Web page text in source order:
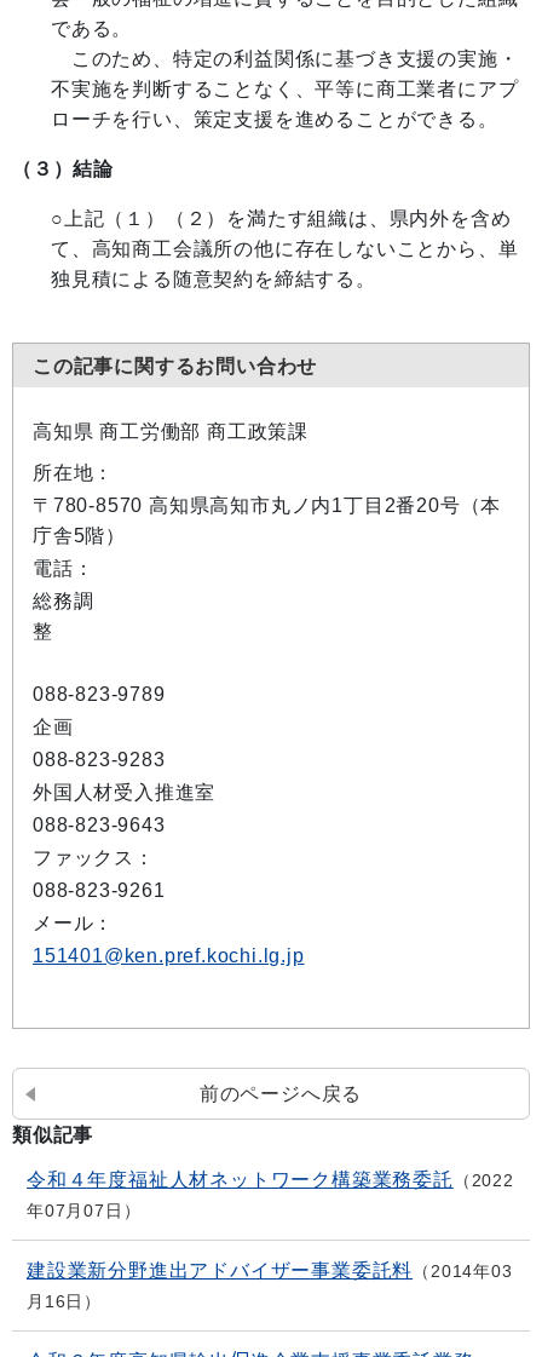
である。
このため、特定の利益関係に基づき支援の実施・
不実施を判断することなく、平等に商工業者にアプ
ローチを行い、策定支援を進めることができる。
（３）結論
○上記（１）（２）を満たす組織は、県内外を含め
て、高知商工会議所の他に存在しないことから、単
独見積による随意契約を締結する。
この記事に関するお問い合わせ
高知県 商工労働部 商工政策課
所在地：
〒780-8570 高知県高知市丸ノ内1丁目2番20号（本
庁舎5階）
電話：
総務調
整
088-823-9789
企画
088-823-9283
外国人材受入推進室
088-823-9643
ファックス：
088-823-9261
メール：
151401@ken.pref.kochi.lg.jp
前のページへ戻る
類似記事
令和４年度福祉人材ネットワーク構築業務委託
2022
年07月07日
建設業新分野進出アドバイザー事業委託料
2014年03
月16日